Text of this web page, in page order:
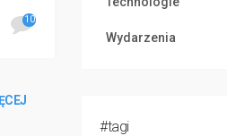
10
Wydarzenia
#tagi